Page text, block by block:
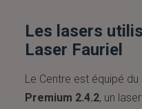
Les lasers
Laser Fauriel
Le Centre est équipé du
Premium 2.4.2, un